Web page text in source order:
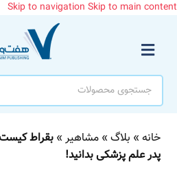
Skip to navigation Skip to main content
خانه» بلاگ» مشاهیر» بقراط
پدر علم پزشکی بدانید!